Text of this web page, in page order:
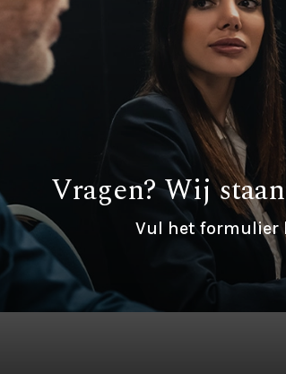
Vragen? Wij
Vul het formulier